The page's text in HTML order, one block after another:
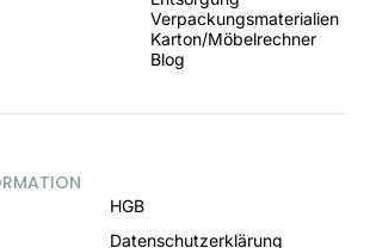
Straße und am Viktualienmarkt gelten
Die Halteverbotszone
frühzeitig. Im Lehel achten wir
Filzgleitern.
Verpackungsmaterialien
Karton/Möbelrechner
Blog
HGB
Datenschutzerklärung